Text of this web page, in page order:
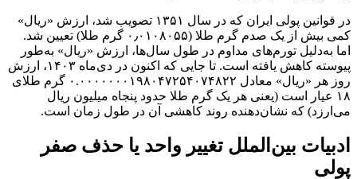
در قوانین پولی ایران که در سال ۱۳۵۱ تصویب شد، ارزش «ریال»
کمی بیش از یک صدم گرم طلا (۰٫۰۱۰۸۰۵۵ گرم طلا) تعیین شد.
اما به‌دلیل تورم‌های مداوم در طول سال‌ها، ارزش «ریال» به‌طور
پیوسته کاهش یافته است. تا جایی که اکنون در دی‌ماه ۱۴۰۳، ارزش
روز هر «ریال» معادل ۰.۰۰۰۰۰۰۰۱۹۸۰۴۷۲۵۴۰۷۴۸۲۲ گرم طلای
۱۸ عیار است (یعنی هر یک گرم طلا حدود پنجاه میلیون ریال
می‌ارزد) که نشان‌دهنده روند کاهشی آن در طول زمان است.
ادبیات بین‌الملل تغییر واحد یا حذف صفر
پولی